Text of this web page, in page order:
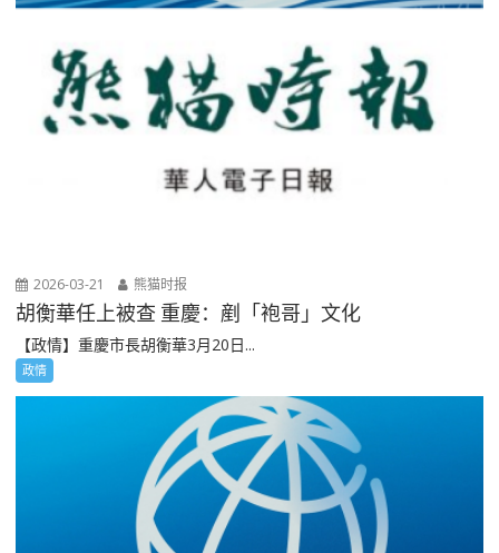
2026-03-21 熊猫时报
胡衡華任上被查 重慶：剷「袍哥」文化
【政情】重慶市長胡衡華3月20日...
政情